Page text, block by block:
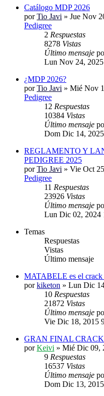
Catálogo MDP 2026
porTio Javi » Jue Nov
Pedigree
2 Respuestas
8278 Vistas
Último mensaje
Lun Nov 24,
¿MDP 2026?
porTio Javi » Mié Nov
Pedigree
12 Respuestas
10384 Vistas
Último mensaje
Dom Dic 14,
REGLAMENTO Y
PEDIGREE 2025
porTio Javi » Vie Oct
Pedigree
11 Respuestas
23926 Vistas
Último mensaje
Lun Dic 02, 2024
Temas
Respuestas
Vistas
Último mensaje
MATABELE es el
porkiketon » Lun Dic
10 Respuestas
21872 Vistas
Último mensaje
Vie Dic 18, 2015
GRAN FINAL
porKeivi » Mié Dic 09,
9 Respuestas
16537 Vistas
Último mensaje
Dom Dic 13,